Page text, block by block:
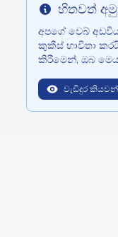
Info හිතවත්
අපගේ වෙබ්
කුකීස් භාවිතා
කිරීමෙන්, ඔබ
වැඩිදුර